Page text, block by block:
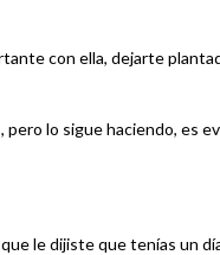
con ella, dejarte
lo sigue haciendo, es
le dijiste que tenías un